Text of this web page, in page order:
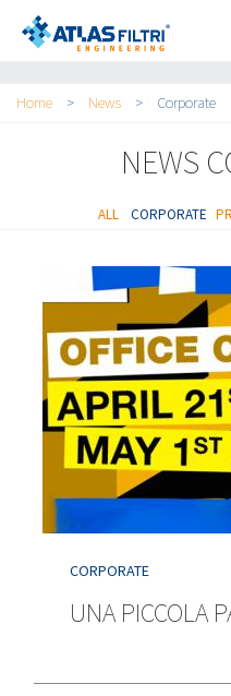
Tu sei qui
Home > News > Corporate
NEWS
ALL CORPORATE
CORPORATE
UNA PICCOLA